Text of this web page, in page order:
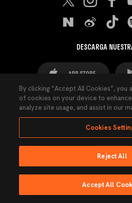
DESCARGA
Cookies Settings
By clicking “Accept All Cookies”, you
of cookies on your device to
analyze site usage, and assist in our
Cookies
Reject All
Accept All